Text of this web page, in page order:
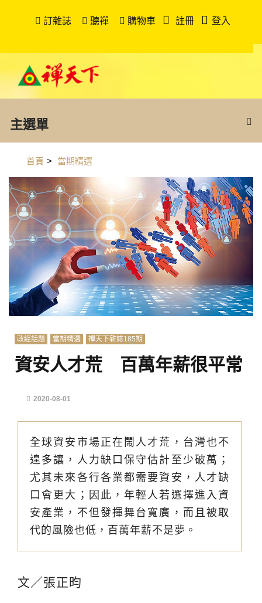
訂雜誌 聽禪 購物車 註冊 登入
主選單
首頁 > 當期精選
政經話題 當期精選 禪天下雜誌185期
資安人才荒 百萬年薪很平常
2020-08-01
全球資安市場正在鬧人才荒，台灣也不
遑多讓，人力缺口保守估計至少破萬；
尤其未來各行各業都需要資安，人才缺
口會更大；因此，年輕人若選擇進入資
安產業，不但發揮舞台寬廣，而且被取
代的風險也低，百萬年薪不是夢。
文／張正昀